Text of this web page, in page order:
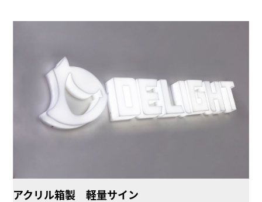
アクリル箱製 軽量サイン